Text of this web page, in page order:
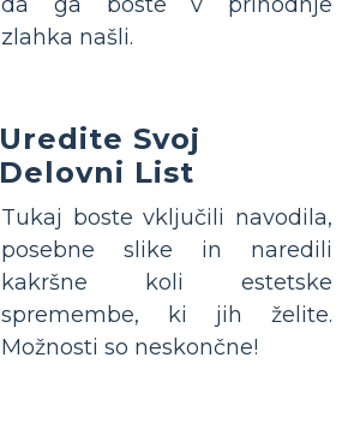
zlahka našli.
Uredite Svoj
Delovni List
Tukaj boste vključili navodila,
posebne slike in naredili
kakršne koli estetske
spremembe, ki jih želite.
Možnosti so neskončne!